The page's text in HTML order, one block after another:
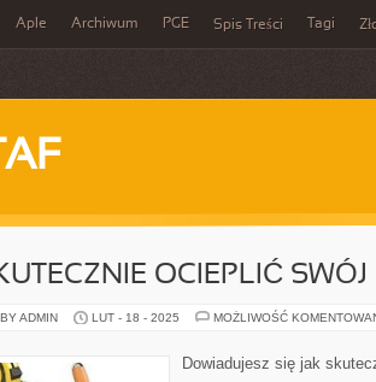
Aple Archiwum PGE Spis Treści Tagi
OCIEPLIĆ
ADMIN LUT - 18 - 2025 MOŻLIWOŚĆ
Dowiadujesz się jak